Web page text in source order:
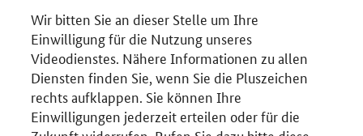
Wir bitten Sie an dieser Stelle um Ihre
Einwilligung für die Nutzung unseres
Videodienstes. Nähere Informationen zu allen
Diensten finden Sie, wenn Sie die Pluszeichen
rechts aufklappen. Sie können Ihre
Einwilligungen jederzeit erteilen oder für die